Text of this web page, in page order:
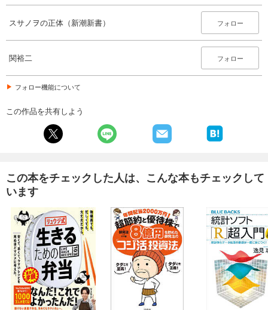
スサノヲの正体（新潮新書） フォロー
関裕二 フォロー
フォロー機能について
この作品を共有しよう
この本をチェックした人は、こんな本もチェックして
います